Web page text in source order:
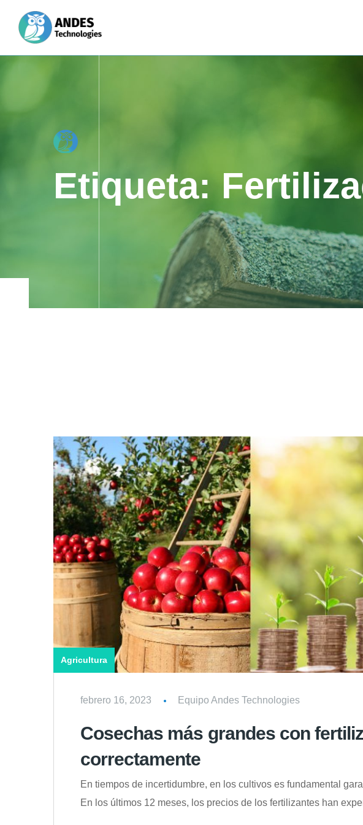
Etiqueta:
Agricultura
febrero 16, 2023 Equipo Andes Technologies
Cosechas más grandes con
correctamente
En tiempos de incertidumbre, en los cultivos es fundamental
En los últimos 12 meses, los precios de los fertilizantes han